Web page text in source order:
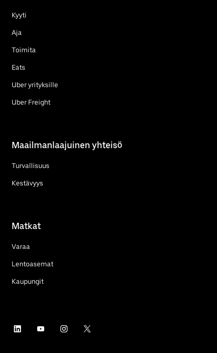
Kyyti
Aja
Toimita
Eats
Uber yrityksille
Uber Freight
Maailmanlaajuinen yhteisö
Turvallisuus
Kestävyys
Matkat
Varaa
Lentoasemat
Kaupungit